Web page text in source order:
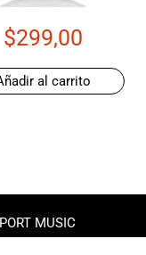
$299,00
al carrito
MUSIC